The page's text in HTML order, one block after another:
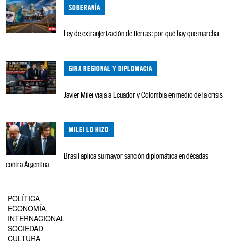
SOBERANÍA
Ley de extranjerización de tierras: por qué hay que marchar
GIRA REGIONAL Y DIPLOMACIA
Javier Milei viaja a Ecuador y Colombia en medio de la crisis
MILEI LO HIZO
Brasil aplica su mayor sanción diplomática en décadas
contra Argentina
POLÍTICA
ECONOMÍA
INTERNACIONAL
SOCIEDAD
CULTURA